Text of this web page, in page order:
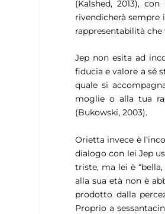
(Kalshed, 2013),
rivendicherà sempre
rappresentabilità
Jep non esita ad
fiducia e valore a sé
quale si
moglie o alla tua
(Bukowski, 2003).
Orietta invece è
dialogo con lei Jep
triste, ma lei è “
alla sua età non è
prodotto dalla
Proprio a